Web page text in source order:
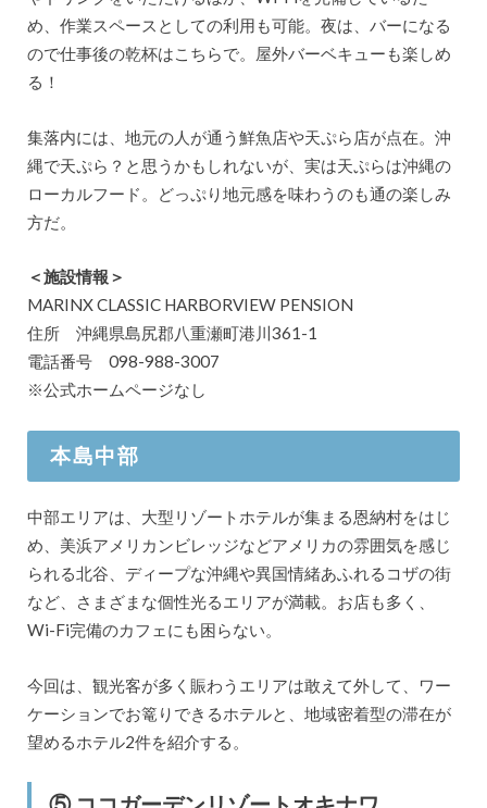
め、作業スペースとしての利用も可能。夜は、バーになる
ので仕事後の乾杯はこちらで。屋外バーベキューも楽しめ
る！
集落内には、地元の人が通う鮮魚店や天ぷら店が点在。沖
縄で天ぷら？と思うかもしれないが、実は天ぷらは沖縄の
ローカルフード。どっぷり地元感を味わうのも通の楽しみ
方だ。
＜施設情報＞
MARINX CLASSIC HARBORVIEW PENSION
住所 沖縄県島尻郡八重瀬町港川361-1
電話番号 098-988-3007
※公式ホームページなし
本島中部
中部エリアは、大型リゾートホテルが集まる恩納村をはじ
め、美浜アメリカンビレッジなどアメリカの雰囲気を感じ
られる北谷、ディープな沖縄や異国情緒あふれるコザの街
など、さまざまな個性光るエリアが満載。お店も多く、
Wi-Fi完備のカフェにも困らない。
今回は、観光客が多く賑わうエリアは敢えて外して、ワー
ケーションでお篭りできるホテルと、地域密着型の滞在が
望めるホテル2件を紹介する。